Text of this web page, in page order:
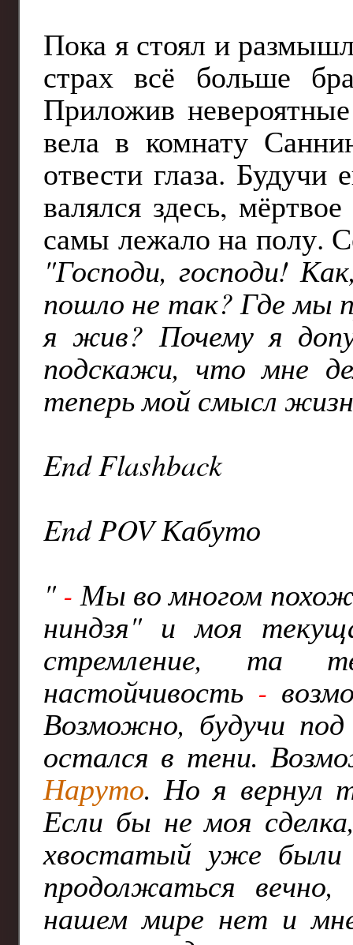
Пока я стоял и
страх всё больше
Приложив
вела в комнату
отвести глаза.
валялся здесь,
самы лежало на полу.
"Господи, господи!
пошло не так? Где мы
я жив? Почему я
подскажи, что мне
теперь мой смысл
End Flashback
End POV Кабуто
" - Мы во многом
ниндзя" и моя
стремление, та
настойчивость -
Возможно, будучи
остался в тени.
Наруто. Но я вернул
Если бы не моя
хвостатый уже
продолжаться вечно,
нашем мире нет и